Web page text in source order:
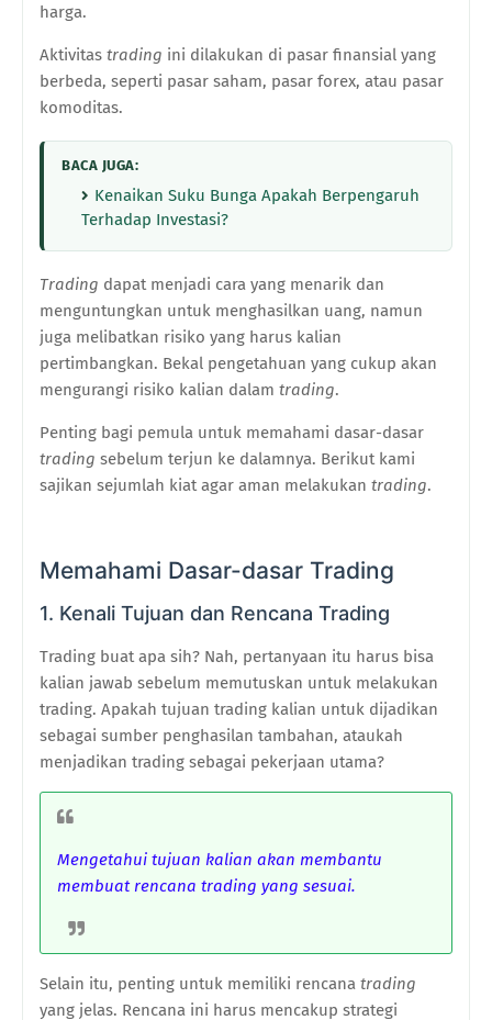
harga.
Aktivitas trading ini dilakukan di pasar finansial yang
berbeda, seperti pasar saham, pasar forex, atau pasar
komoditas.
BACA JUGA:
Kenaikan Suku Bunga Apakah Berpengaruh
Terhadap Investasi?
Trading dapat menjadi cara yang menarik dan
menguntungkan untuk menghasilkan uang, namun
juga melibatkan risiko yang harus kalian
pertimbangkan. Bekal pengetahuan yang cukup akan
mengurangi risiko kalian dalam trading.
Penting bagi pemula untuk memahami dasar-dasar
trading sebelum terjun ke dalamnya. Berikut kami
sajikan sejumlah kiat agar aman melakukan trading.
Memahami Dasar-dasar Trading
1. Kenali Tujuan dan Rencana Trading
Trading buat apa sih? Nah, pertanyaan itu harus bisa
kalian jawab sebelum memutuskan untuk melakukan
trading. Apakah tujuan trading kalian untuk dijadikan
sebagai sumber penghasilan tambahan, ataukah
menjadikan trading sebagai pekerjaan utama?
Mengetahui tujuan kalian akan membantu
membuat rencana trading yang sesuai.
Selain itu, penting untuk memiliki rencana trading
yang jelas. Rencana ini harus mencakup strategi